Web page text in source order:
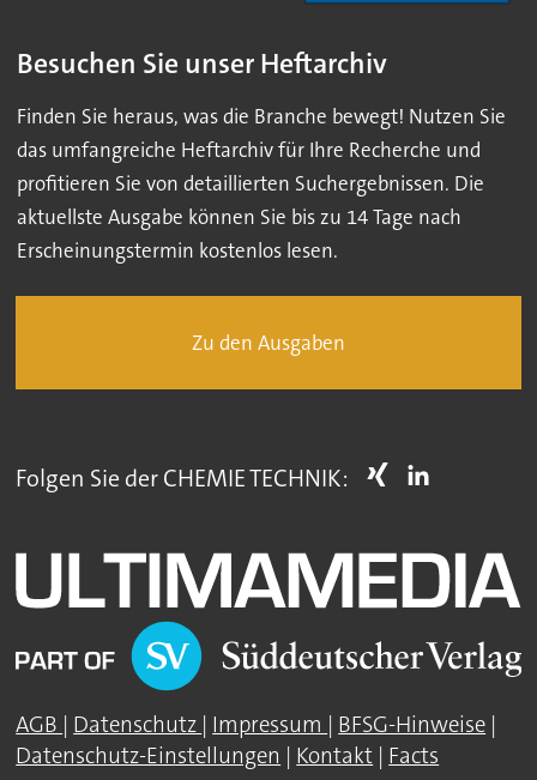
Besuchen Sie unser Heftarchiv
Finden Sie heraus, was die Branche bewegt! Nutzen Sie
das umfangreiche Heftarchiv für Ihre Recherche und
profitieren Sie von detaillierten Suchergebnissen. Die
aktuellste Ausgabe können Sie bis zu 14 Tage nach
Erscheinungstermin kostenlos lesen.
Zu den Ausgaben
Folgen Sie der CHEMIE TECHNIK:
AGB | Datenschutz | Impressum | BFSG-Hinweise |
Datenschutz-Einstellungen | Kontakt | Facts